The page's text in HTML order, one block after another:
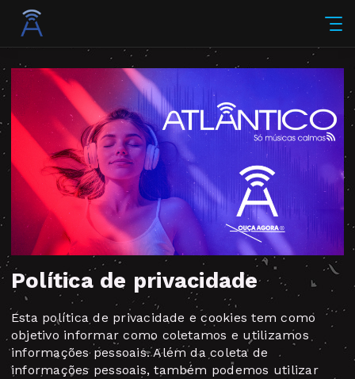
Política de privacidade
Esta política de privacidade e cookies tem como
objetivo informar como coletamos e utilizamos
informações pessoais. Além da coleta de
informações pessoais, também podemos utilizar